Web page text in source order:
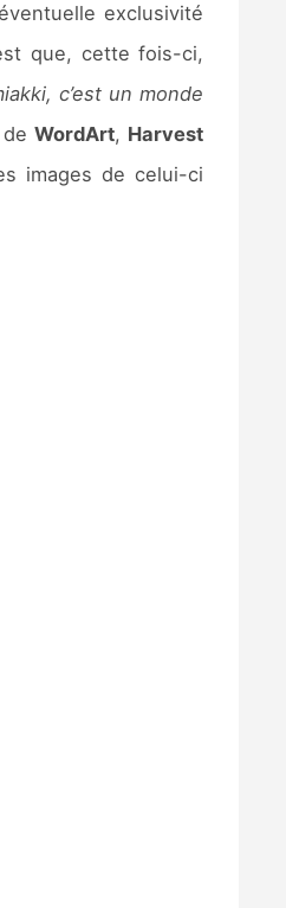
exclusivité
que, cette fois-ci,
c’est un monde
deWordArt, Harvest
images de celui-ci